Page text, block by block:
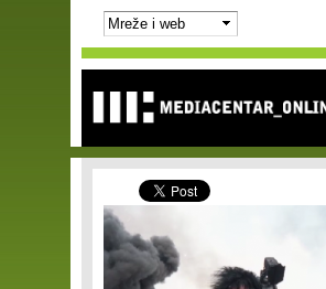
Skip to
main
content